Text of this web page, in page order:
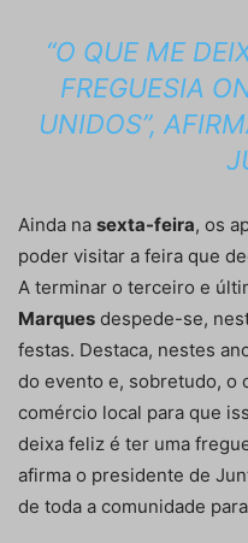
“O QUE ME
FREGUESIA
UNIDOS”,
Ainda na sexta-feira, os
poder visitar a feira que
A terminar o terceiro e
Marques despede-se,
festas. Destaca, nestes
do evento e, sobretudo, o
comércio local para que
deixa feliz é ter uma
afirma o presidente de
de toda a comunidade